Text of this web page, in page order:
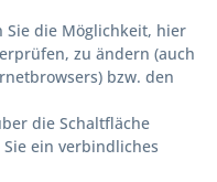
Sie die Möglichkeit, hier
zu ändern (auch
bzw. den
die Schaltfläche
Sie ein verbindliches